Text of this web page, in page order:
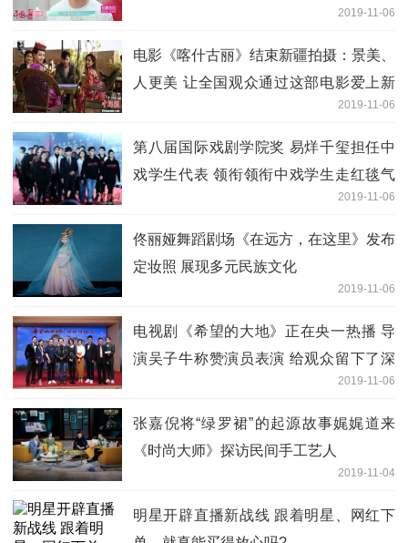
2019-11-06
电影《喀什古丽》结束新疆拍摄：景美、
人更美 让全国观众通过这部电影爱上新
2019-11-06
第八届国际戏剧学院奖 易烊千玺担任中
戏学生代表 领衔领衔中戏学生走红毯气
2019-11-06
佟丽娅舞蹈剧场《在远方，在这里》发布
定妆照 展现多元民族文化
2019-11-06
电视剧《希望的大地》正在央一热播 导
演吴子牛称赞演员表演 给观众留下了深
2019-11-06
张嘉倪将“绿罗裙”的起源故事娓娓道来
《时尚大师》探访民间手工艺人
2019-11-04
明星开辟直播新战线 跟着明星、网红下